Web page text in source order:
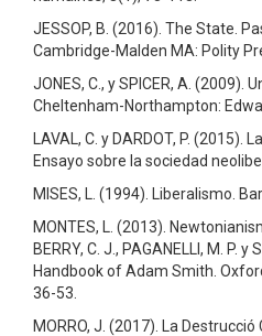
JESSOP, B. (2016). The State.
Cambridge-Malden MA: Polity
JONES, C., y SPICER, A. (2009).
Cheltenham-Northampton:
LAVAL, C. y DARDOT, P. (2015).
Ensayo sobre la sociedad
MISES, L. (1994). Liberalismo.
MONTES, L. (2013).
BERRY, C. J., PAGANELLI, M. P. y
Handbook of Adam Smith.
36-53.
MORRO, J. (2017). La